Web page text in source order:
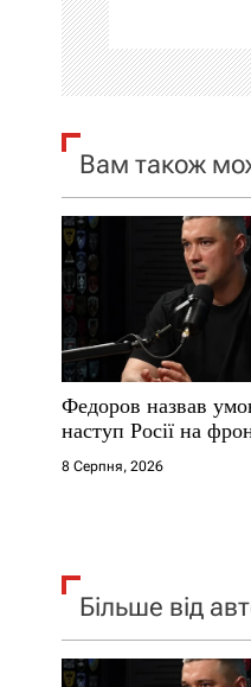
ц
і
я
а
п
с
і
в
Вам також
Федоров назвав
наступ Росії на
8 Серпня, 2026
Більше від